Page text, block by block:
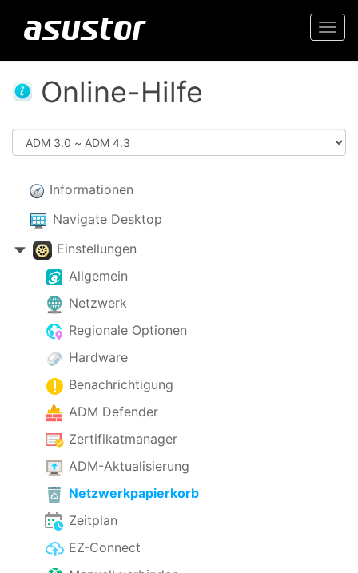
Online-Hilfe
Informationen
Navigate Desktop
Einstellungen
Allgemein
Netzwerk
Regionale Optionen
Hardware
Benachrichtigung
ADM Defender
Zertifikatmanager
ADM-Aktualisierung
Netzwerkpapierkorb
Zeitplan
EZ-Connect